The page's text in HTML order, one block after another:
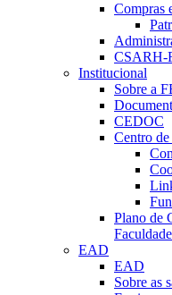
Compras
CSARH-
Institucional
Sobre a
CEDOC
Centro
Plano de
EAD
EAD
Sobre as